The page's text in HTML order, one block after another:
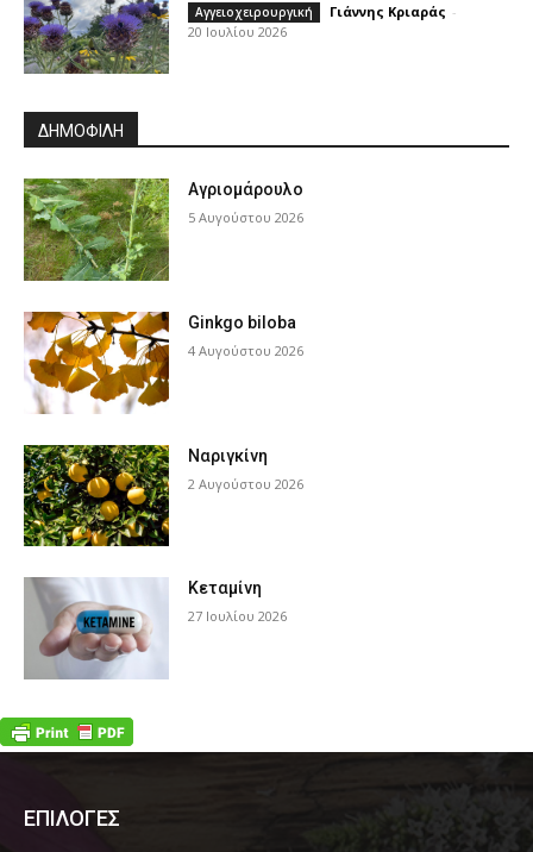
Αγγειοχειρουργική Γιάννης Κριαράς -
20 Ιουλίου 2026
ΔΗΜΟΦΙΛΗ
Αγριομάρουλο
5 Αυγούστου 2026
Ginkgo biloba
4 Αυγούστου 2026
Ναριγκίνη
2 Αυγούστου 2026
Κεταμίνη
27 Ιουλίου 2026
ΕΠΙΛΟΓΕΣ